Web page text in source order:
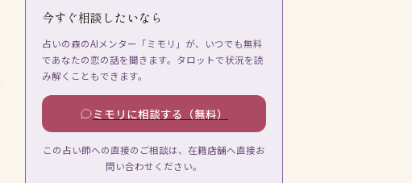
今すぐ相談したいなら
占いの森のAIメンター「ミモリ」が、いつでも無料
であなたの恋の話を聞きます。タロットで状況を読
み解くこともできます。
ミモリに相談する（無料）
この占い師への直接のご相談は、在籍店舗へ直接お
問い合わせください。